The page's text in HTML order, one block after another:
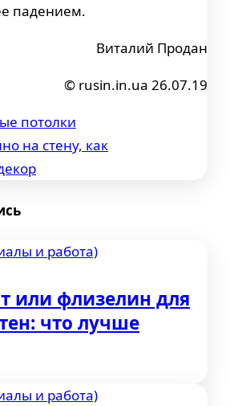
падением.
Виталий Продан
© rusin.in.ua 26.07.19
потолки
на стену, как
и работа)
или флизелин для
что лучше
и работа)